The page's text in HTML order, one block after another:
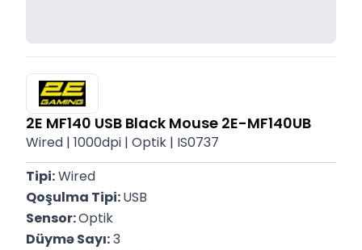
2E MF140 USB Black Mouse 2E-MF140UB
Wired | 1000dpi | Optik | IS0737
Tipi: Wired
Qoşulma Tipi: USB
Sensor: Optik
Düymə Sayı: 3